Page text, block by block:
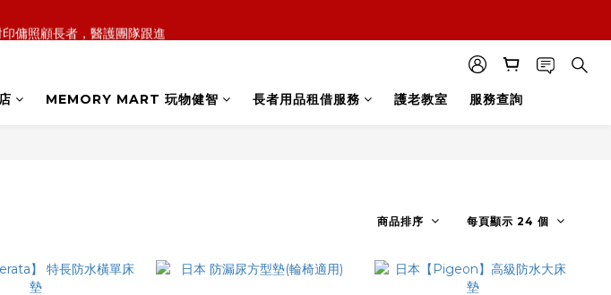
用品，可租可買，彈性選擇
MEMORY MART 玩物健智 長者用品租借服務 護老教室 服務查詢
商品排序 每頁顯示 24 個